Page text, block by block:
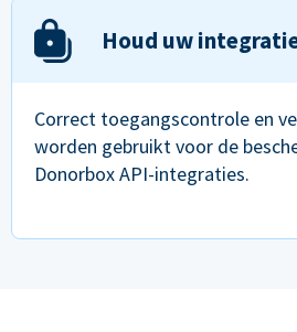
Houd uw
Correct toegangscontrole en
worden gebruikt voor de
Donorbox API-integraties.